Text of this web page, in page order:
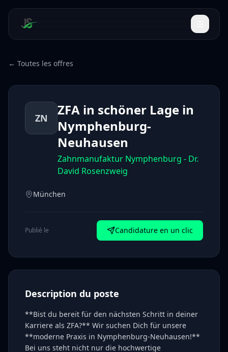
← Toutes les offres
ZN
ZFA in schöner Lage in
Nymphenburg-
Neuhausen
Zahnmanufaktur Nymphenburg - Dr.
David Rosenzweig
München
Publié le Candidature en un clic
Description du poste
**Bist du bereit für den nächsten Schritt in deiner
Karriere als ZFA?** Wir suchen Dich für unsere
**moderne Praxis in Nymphenburg-Neuhausen!**
Bei uns steht nicht nur die hochwertige